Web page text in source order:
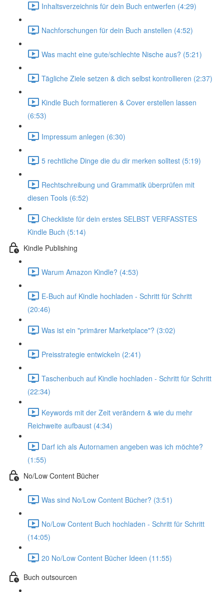
Inhaltsverzeichnis für dein Buch entwerfen (4:29)
Nachforschungen für dein Buch anstellen (4:52)
Was macht eine gute/schlechte Nische aus? (5:21)
Tägliche Ziele setzen & dich selbst kontrollieren (2:37)
Kindle Buch formatieren & Cover erstellen lassen
(6:53)
Impressum anlegen (6:30)
5 rechtliche Dinge die du dir merken solltest (5:19)
Rechtschreibung und Grammatik überprüfen mit
diesen Tools (6:52)
Checkliste für dein erstes SELBST VERFASSTES
Kindle Buch (5:14)
Kindle Publishing
Warum Amazon Kindle? (4:53)
E-Buch auf Kindle hochladen - Schritt für Schritt
(20:46)
Was ist ein "primärer Marketplace"? (3:02)
Preisstrategie entwickeln (2:41)
Taschenbuch auf Kindle hochladen - Schritt für Schritt
(22:34)
Keywords mit der Zeit verändern & wie du mehr
Reichweite aufbaust (4:34)
Darf ich als Autornamen angeben was ich möchte?
(1:55)
No/Low Content Bücher
Was sind No/Low Content Bücher? (3:51)
No/Low Content Buch hochladen - Schritt für Schritt
(14:05)
20 No/Low Content Bücher Ideen (11:55)
Buch outsourcen